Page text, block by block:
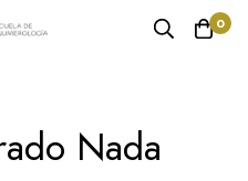
0
Nada